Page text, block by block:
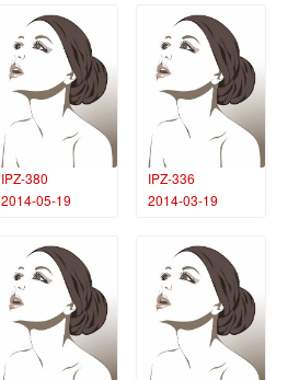
IPZ-380
2014-05-19
IPZ-336
2014-03-19